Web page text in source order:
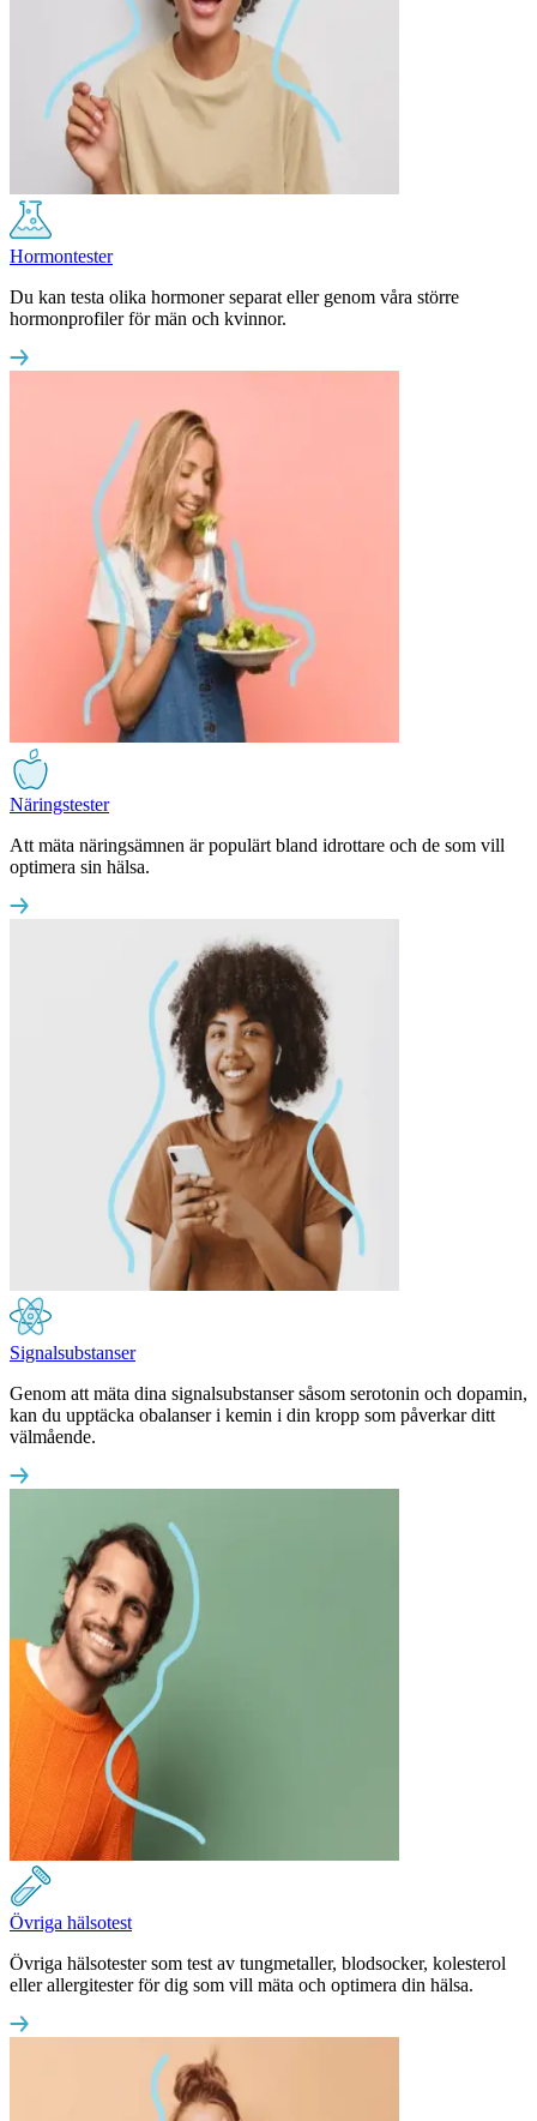
Hormontester
Du kan testa olika hormoner separat eller genom våra större
hormonprofiler för män och kvinnor.
Näringstester
Att mäta näringsämnen är populärt bland idrottare och de som vill
optimera sin hälsa.
Signalsubstanser
Genom att mäta dina signalsubstanser såsom serotonin och dopamin,
kan du upptäcka obalanser i kemin i din kropp som påverkar ditt
välmående.
Övriga hälsotest
Övriga hälsotester som test av tungmetaller, blodsocker, kolesterol
eller allergitester för dig som vill mäta och optimera din hälsa.